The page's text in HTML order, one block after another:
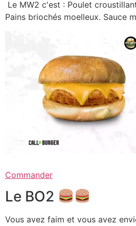
Le MW2 c'est : Poulet
Pains briochés moelleux. Sauce
Commander
Le BO2
Vous avez faim et vous avez